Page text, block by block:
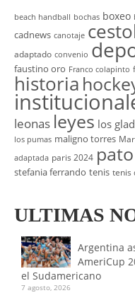
beach handball bochas boxeo
cadnews canotaje
adaptado convenio
faustino oro Franco colapinto
historia
leonas leyes los
los pumas maligno torres
adaptada paris 2024 pato
stefania ferrando tenis tenis
ULTIMAS
Argentina
AmeriCup
el Sudamericano
7 agosto, 2026